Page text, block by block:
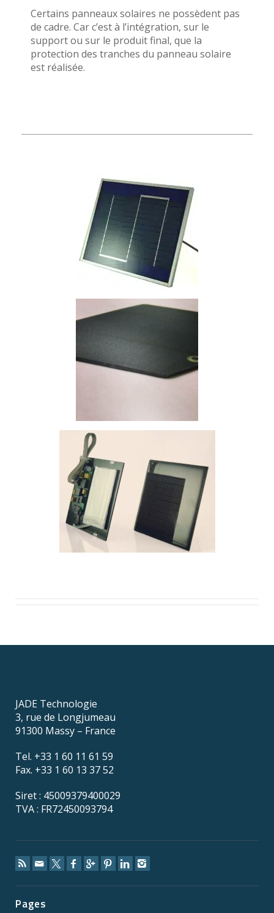
Certains panneaux solaires ne possèdent pas
de cadre. Car c’est à l’intégration, sur le
support ou sur le produit final, que la
protection des tranches du panneau solaire
est réalisée.
JADE Technologie
3, rue de Longjumeau
91300 Massy – France
Tel. +33 1 60 11 61 59
Fax. +33 1 60 13 37 52
Siret : 45009379400029
TVA : FR72450093794
Pages